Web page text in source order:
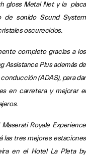
gloss Metal Net y la placa
de sonido Sound System
oscurecidos.
completo gracias a los
Assistance Plus además de
(ADAS), para dar
en carretera y mejorar el
Royale Experience
las tres mejores estaciones
en el Hotel La Pleta by